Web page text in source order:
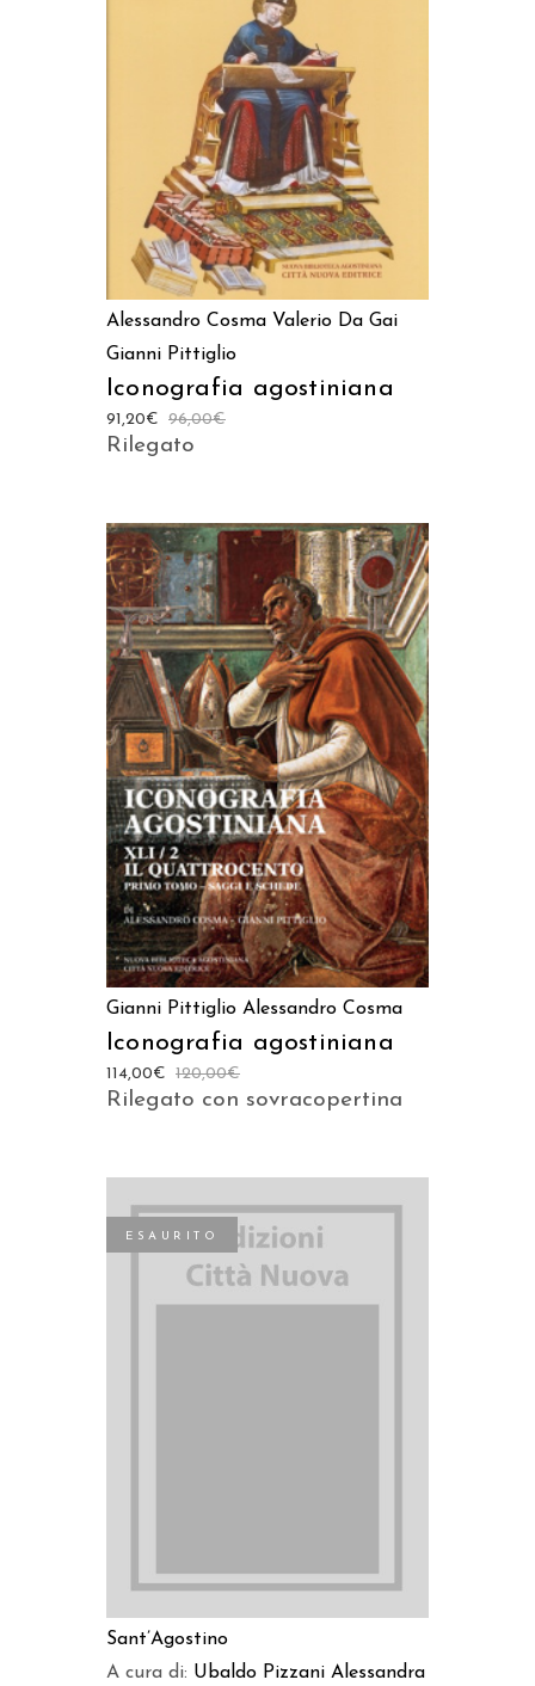
AGGIUNGI AL CARRELLO
Alessandro Cosma Valerio Da Gai
Gianni Pittiglio
Iconografia agostiniana
96,00€
91,20€
Rilegato
AGGIUNGI AL CARRELLO
Gianni Pittiglio Alessandro Cosma
Iconografia agostiniana
120,00€
114,00€
Rilegato con sovracopertina
ESAURITO
Sant’Agostino
A cura di: Ubaldo Pizzani Alessandra